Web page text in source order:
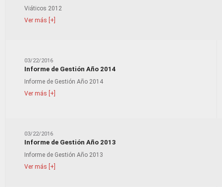
Viáticos 2012
Ver más [+]
03/22/2016
Informe de Gestión Año 2014
Informe de Gestión Año 2014
Ver más [+]
03/22/2016
Informe de Gestión Año 2013
Informe de Gestión Año 2013
Ver más [+]